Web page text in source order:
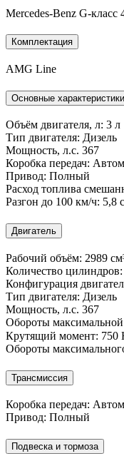
Mercedes-Benz G-
Комплектация
AMG Line
Основные характеристики
Объём двигателя, л: 3 л
Тип двигателя: Дизель
Мощность, л.с. 367
Коробка передач:
Привод: Полный
Расход топлива
Разгон до 100 км/ч: 5,8 с
Двигатель
Рабочий объём: 2989
Количество цилиндров:
Конфигурация
Тип двигателя: Дизель
Мощность, л.с. 367
Обороты
Крутящий момент: 750
Обороты
Трансмиссия
Коробка передач:
Привод: Полный
Подвеска и тормоза